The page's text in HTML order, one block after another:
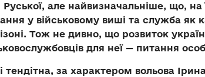
Руської, але найвизначальніше, що,
у військовому виші та служба як
Тож не дивно, що розвиток
для неї — питання
тендітна, за характером вольова